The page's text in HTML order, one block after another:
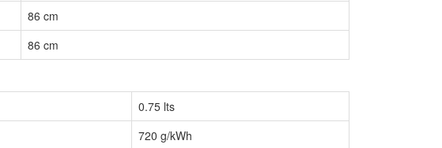
86 cm
86 cm
0.75 lts
720 g/kWh